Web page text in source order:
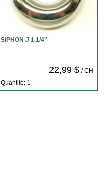
SIPHON J 1 1/4"
22,99 $/ CH
Quantité: 1